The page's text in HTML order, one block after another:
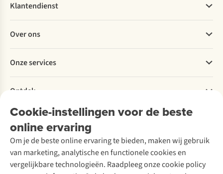
Cookie-instellingen voor de beste
online ervaring
Om je de beste online ervaring te bieden, maken wij gebruik
van marketing, analytische en functionele cookies en
vergelijkbare technologieën. Raadpleeg onze cookie policy
Klantendienst
Bestellen
Betalen
Levering
Retourneren
Bestelling herroepen
Garantie
Contact
Over ons
Explore More
Verantwoord ondernemen
Over Ayacucho
Onze winkels
Over A.S.Adventure
Toegankelijkheidsverklaring
Onze services
Ski-onderhoud
Wasservice
Schoenonderhoud
Schoenherstelling
Kledingherstelling
Retouches
Ontdek
A.S.Magazine
Podcast
Explore Academy
Explore Camp
Gear Check
Meld je aan voor de nieuwsbrief